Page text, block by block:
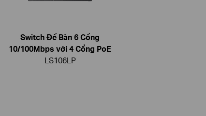
Switch Để Bàn 6 Cổng
10/100Mbps với 4 Cổng PoE
LS106LP